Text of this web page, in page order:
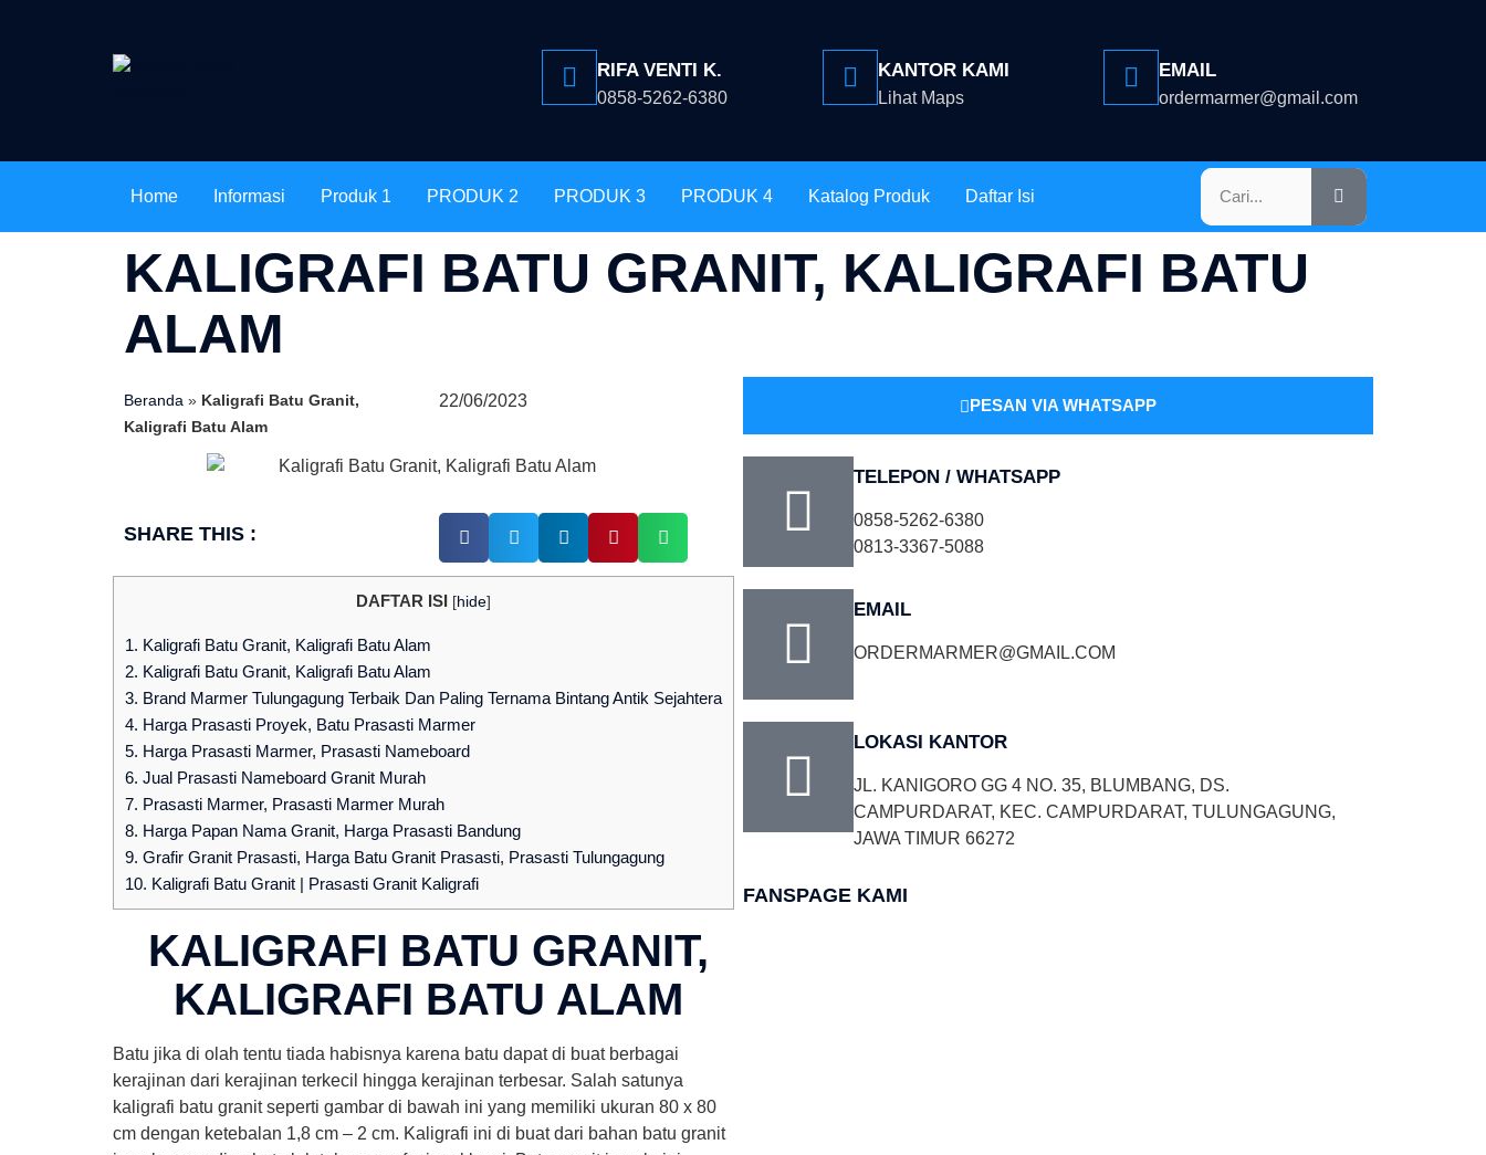
RIFA VENTI K.
0858-5262-6380
KANTOR KAMI
Lihat Maps
EMAIL
ordermarmer@gmail.com
Home Informasi Produk 1 PRODUK 2 PRODUK 3 PRODUK 4 Katalog Produk Daftar Isi
KALIGRAFI BATU GRANIT, KALIGRAFI BATU
ALAM
Beranda » Kaligrafi Batu Granit,
Kaligrafi Batu Alam
22/06/2023
SHARE THIS :
DAFTAR ISI [hide]
1. Kaligrafi Batu Granit, Kaligrafi Batu Alam
2. Kaligrafi Batu Granit, Kaligrafi Batu Alam
3. Brand Marmer Tulungagung Terbaik Dan Paling Ternama Bintang Antik Sejahtera
4. Harga Prasasti Proyek, Batu Prasasti Marmer
5. Harga Prasasti Marmer, Prasasti Nameboard
6. Jual Prasasti Nameboard Granit Murah
7. Prasasti Marmer, Prasasti Marmer Murah
8. Harga Papan Nama Granit, Harga Prasasti Bandung
9. Grafir Granit Prasasti, Harga Batu Granit Prasasti, Prasasti Tulungagung
10. Kaligrafi Batu Granit | Prasasti Granit Kaligrafi
KALIGRAFI BATU GRANIT,
KALIGRAFI BATU ALAM
Batu jika di olah tentu tiada habisnya karena batu dapat di buat berbagai
kerajinan dari kerajinan terkecil hingga kerajinan terbesar. Salah satunya
kaligrafi batu granit seperti gambar di bawah ini yang memiliki ukuran 80 x 80
cm dengan ketebalan 1,8 cm – 2 cm. Kaligrafi ini di buat dari bahan batu granit
PESAN VIA WHATSAPP
TELEPON / WHATSAPP
0858-5262-6380
0813-3367-5088
EMAIL
ORDERMARMER@GMAIL.COM
LOKASI KANTOR
JL. KANIGORO GG 4 NO. 35, BLUMBANG, DS.
CAMPURDARAT, KEC. CAMPURDARAT, TULUNGAGUNG,
JAWA TIMUR 66272
FANSPAGE KAMI